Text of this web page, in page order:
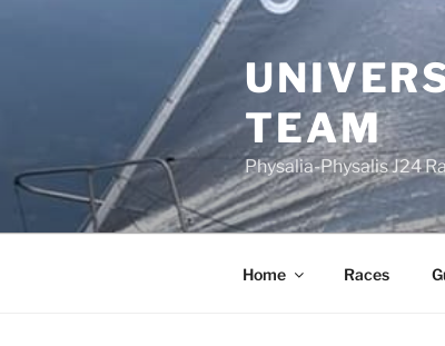
TEAM
Physalia-Physalis J24
Home Races